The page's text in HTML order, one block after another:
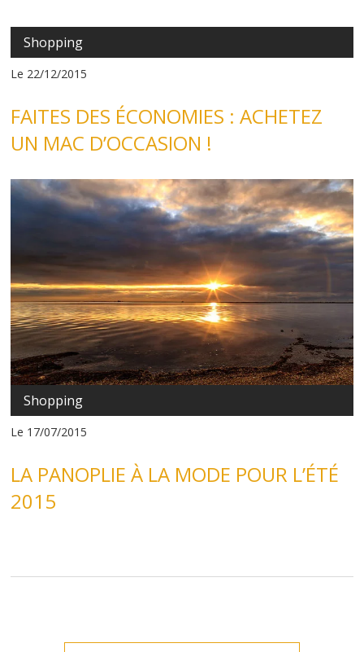
Shopping
Le 22/12/2015
FAITES DES ÉCONOMIES : ACHETEZ
UN MAC D’OCCASION !
Shopping
Le 17/07/2015
LA PANOPLIE À LA MODE POUR L’ÉTÉ
2015